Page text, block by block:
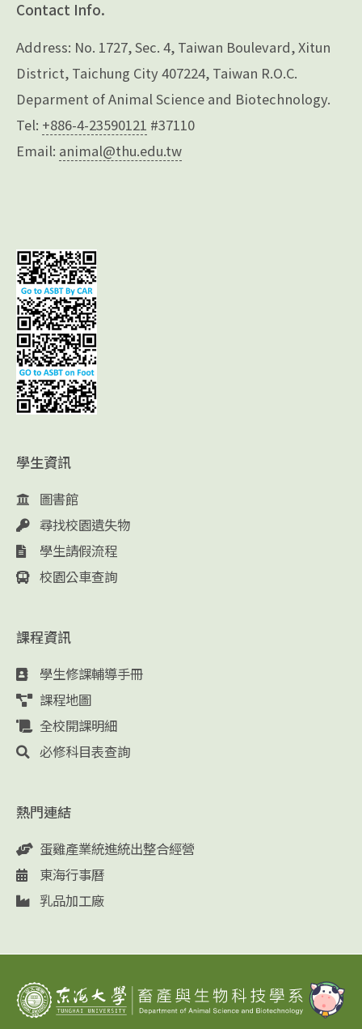
Contact Info.
Address: No. 1727, Sec. 4, Taiwan Boulevard, Xitun
District, Taichung City 407224, Taiwan R.O.C.
Deparment of Animal Science and Biotechnology.
Tel: +886-4-23590121 #37110
Email: animal@thu.edu.tw
學生資訊
圖書館
尋找校園遺失物
學生請假流程
校園公車查詢
課程資訊
學生修課輔導手冊
課程地圖
全校開課明細
必修科目表查詢
熱門連結
蛋雞產業統進統出整合經營
東海行事曆
乳品加工廠